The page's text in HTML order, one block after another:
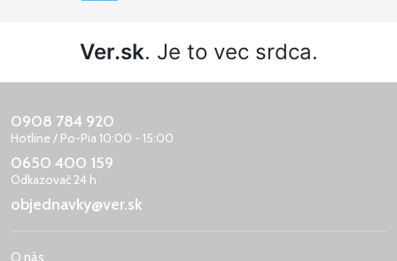
Ver.sk. Je to vec srdca.
0908 784 920
Hotline / Po-Pia 10:00 - 15:00
0650 400 159
Odkazovač 24 h
objednavky@ver.sk
O nás